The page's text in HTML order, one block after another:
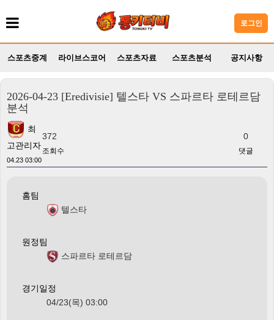
로그인
스포츠중계 라이브스코어 스포츠자료 스포츠분석 공지사항
2026-04-23 [Eredivisie] 텔스타 VS 스파르타 로테르담
분석
최
고관리자
04.23 03:00
372
조회수
0
댓글
홈팀
텔스타
원정팀
스파르타 로테르담
경기일정
04/23(목) 03:00